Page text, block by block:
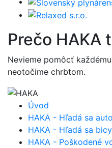
Prečo HAKA
Nevieme pomôcť
neotočime chrbtom.
Úvod
HAKA - Hľadá sa
HAKA - Hľadá sa
HAKA - Poškodené